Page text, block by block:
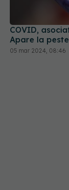
COVID,
Apare la
05 mar 2024, 08:46